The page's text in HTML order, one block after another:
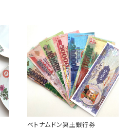
ベトナムドン冥土銀行券